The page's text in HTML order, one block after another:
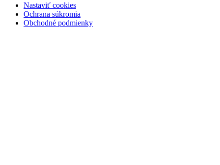
Nastaviť cookies
Ochrana súkromia
Obchodné podmienky